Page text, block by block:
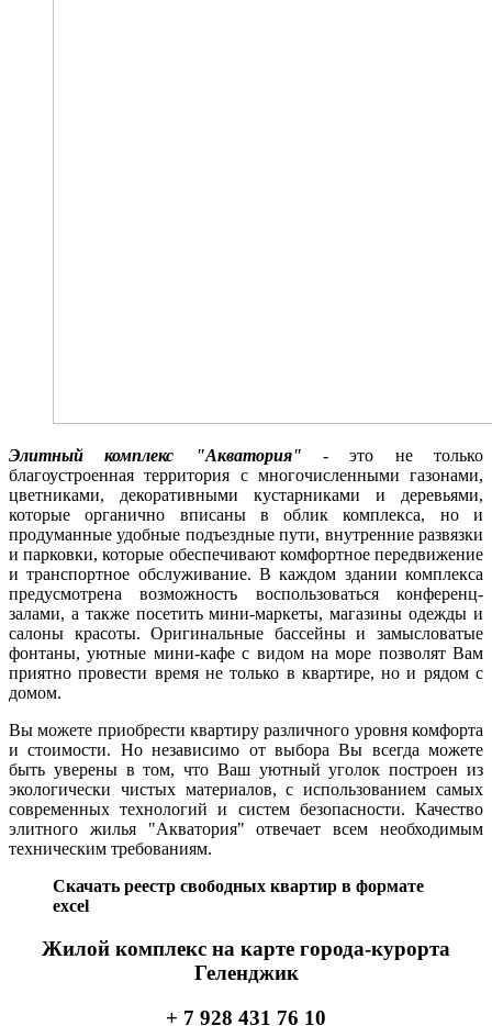
Элитный комплекс "Акватория" - это не только
благоустроенная территория с многочисленными газонами,
цветниками, декоративными кустарниками и деревьями,
которые органично вписаны в облик комплекса, но и
продуманные удобные подъездные пути, внутренние развязки
и парковки, которые обеспечивают комфортное передвижение
и транспортное обслуживание. В каждом здании комплекса
предусмотрена возможность воспользоваться конференц-
залами, а также посетить мини-маркеты, магазины одежды и
салоны красоты. Оригинальные бассейны и замысловатые
фонтаны, уютные мини-кафе с видом на море позволят Вам
приятно провести время не только в квартире, но и рядом с
домом.
Вы можете приобрести квартиру различного уровня комфорта
и стоимости. Но независимо от выбора Вы всегда можете
быть уверены в том, что Ваш уютный уголок построен из
экологически чистых материалов, с использованием самых
современных технологий и систем безопасности. Качество
элитного жилья "Акватория" отвечает всем необходимым
техническим требованиям.
Скачать реестр свободных квартир в формате
excel
Жилой комплекс на карте города-курорта
Геленджик
+ 7 928 431 76 10